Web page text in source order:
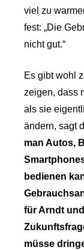
viel zu
fest: „Die
nicht gut.“
Es gibt wohl
zeigen, dass
als sie
ändern, sagt
man Autos,
bedienen
für Arndt
müsse